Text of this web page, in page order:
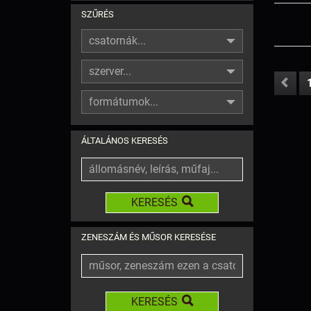
SZŰRÉS
csatornák...
szerver...
formátumok...
ÁLTALÁNOS KERESÉS
KERESÉS
ZENESZÁM ÉS MŰSOR KERESÉSE
KERESÉS
1